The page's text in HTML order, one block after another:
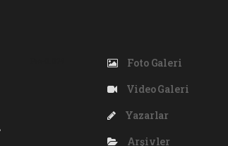
Foto Galeri
Video Galeri
Yazarlar
Arşivler